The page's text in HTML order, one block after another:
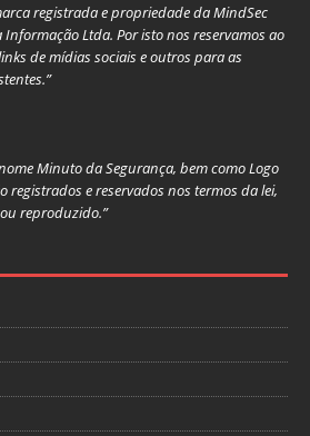
registrada e propriedade da MindSec
Informação Ltda. Por isto nos reservamos ao
de mídias sociais e outros para as
Minuto da Segurança, bem como Logo
registrados e reservados nos termos da lei,
reproduzido.”